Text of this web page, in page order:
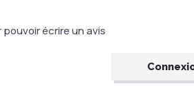
écrire un avis